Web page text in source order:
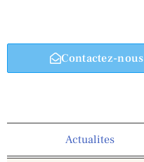
Contactez-nous
Actualites